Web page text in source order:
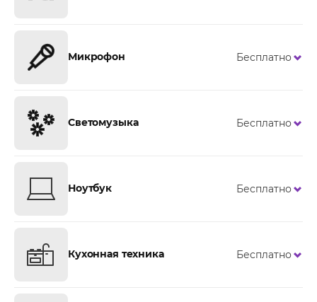
Микрофон Бесплатно
Светомузыка Бесплатно
Ноутбук Бесплатно
Кухонная техника Бесплатно